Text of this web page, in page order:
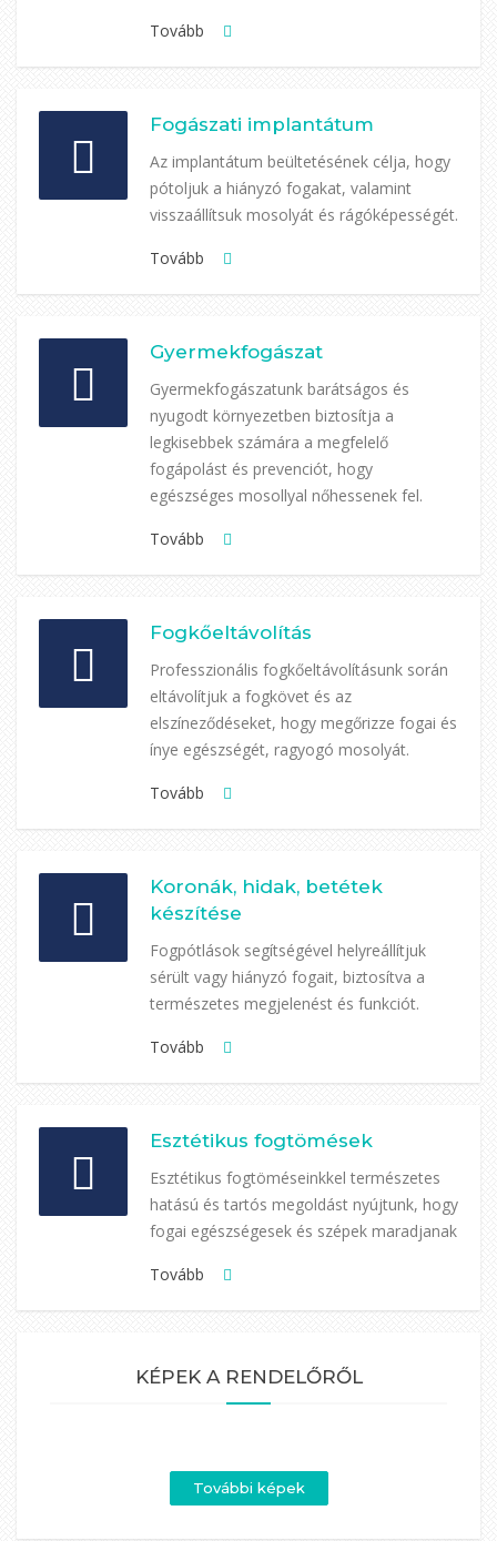
Tovább
Fogászati implantátum
Az implantátum beültetésének célja, hogy
pótoljuk a hiányzó fogakat, valamint
visszaállítsuk mosolyát és rágóképességét.
Tovább
Gyermekfogászat
Gyermekfogászatunk barátságos és
nyugodt környezetben biztosítja a
legkisebbek számára a megfelelő
fogápolást és prevenciót, hogy
egészséges mosollyal nőhessenek fel.
Tovább
Fogkőeltávolítás
Professzionális fogkőeltávolításunk során
eltávolítjuk a fogkövet és az
elszíneződéseket, hogy megőrizze fogai és
ínye egészségét, ragyogó mosolyát.
Tovább
Koronák, hidak, betétek
készítése
Fogpótlások segítségével helyreállítjuk
sérült vagy hiányzó fogait, biztosítva a
természetes megjelenést és funkciót.
Tovább
Esztétikus fogtömések
Esztétikus fogtöméseinkkel természetes
hatású és tartós megoldást nyújtunk, hogy
fogai egészségesek és szépek maradjanak
Tovább
KÉPEK A RENDELŐRŐL
További képek